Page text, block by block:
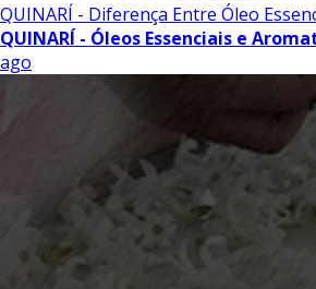
QUINARÍ - Diferença Entre Óleo
QUINARÍ - Óleos Essenciais e
ago